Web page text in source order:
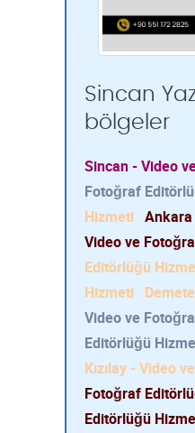
Sincan
bölgeler
Sincan - Video
Fotoğraf
Hizmeti
Video ve
Editörlüğü
Hizmeti
Video ve
Editörlüğü
Kızılay - Video
Fotoğraf
Editörlüğü